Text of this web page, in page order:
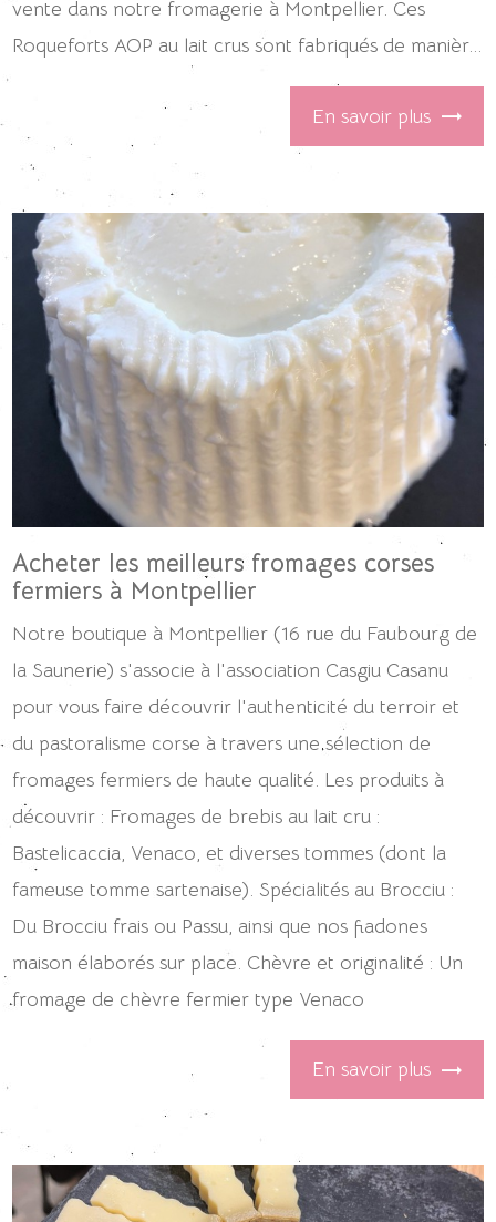
vente dans notre fromagerie à Montpellier. Ces
Roqueforts AOP au lait crus sont fabriqués de manièr...
En savoir plus
Acheter les meilleurs fromages corses
fermiers à Montpellier
Notre boutique à Montpellier (16 rue du Faubourg de
la Saunerie) s'associe à l'association Casgiu Casanu
pour vous faire découvrir l'authenticité du terroir et
du pastoralisme corse à travers une sélection de
fromages fermiers de haute qualité. Les produits à
découvrir : Fromages de brebis au lait cru :
Bastelicaccia, Venaco, et diverses tommes (dont la
fameuse tomme sartenaise). Spécialités au Brocciu :
Du Brocciu frais ou Passu, ainsi que nos fiadones
maison élaborés sur place. Chèvre et originalité : Un
fromage de chèvre fermier type Venaco
En savoir plus